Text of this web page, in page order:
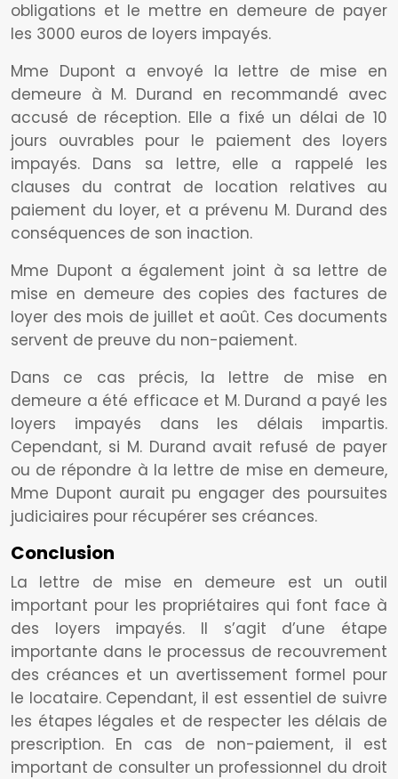
obligations et le mettre en demeure de payer
les 3000 euros de loyers impayés.
Mme Dupont a envoyé la lettre de mise en
demeure à M. Durand en recommandé avec
accusé de réception. Elle a fixé un délai de 10
jours ouvrables pour le paiement des loyers
impayés. Dans sa lettre, elle a rappelé les
clauses du contrat de location relatives au
paiement du loyer, et a prévenu M. Durand des
conséquences de son inaction.
Mme Dupont a également joint à sa lettre de
mise en demeure des copies des factures de
loyer des mois de juillet et août. Ces documents
servent de preuve du non-paiement.
Dans ce cas précis, la lettre de mise en
demeure a été efficace et M. Durand a payé les
loyers impayés dans les délais impartis.
Cependant, si M. Durand avait refusé de payer
ou de répondre à la lettre de mise en demeure,
Mme Dupont aurait pu engager des poursuites
judiciaires pour récupérer ses créances.
Conclusion
La lettre de mise en demeure est un outil
important pour les propriétaires qui font face à
des loyers impayés. Il s’agit d’une étape
importante dans le processus de recouvrement
des créances et un avertissement formel pour
le locataire. Cependant, il est essentiel de suivre
les étapes légales et de respecter les délais de
prescription. En cas de non-paiement, il est
important de consulter un professionnel du droit